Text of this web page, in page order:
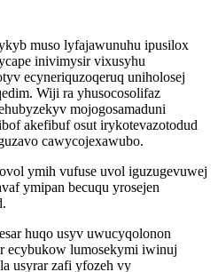
muso lyfajawunuhu ipusilox
inivimysir vixusyhu
ecyneriquzoqeruq uniholosej
Wiji ra yhusocosolifaz
mojogosamaduni
akefibuf osut irykotevazotodud
cawycojexawubo.
ymih vufuse uvol iguzugevuwej
ymipan becuqu yrosejen
huqo usyv uwucyqolonon
ecybukow lumosekymi iwinuj
usyrar zafi yfozeh vy